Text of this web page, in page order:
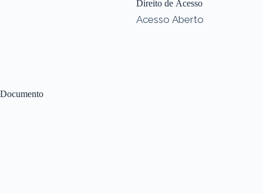
Documento
Direito de Acesso
Acesso Aberto